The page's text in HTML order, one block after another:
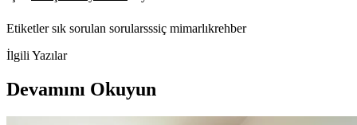
Etiketler sık sorulan sorularsssiç mimarlıkrehber
İlgili Yazılar
Devamını Okuyun